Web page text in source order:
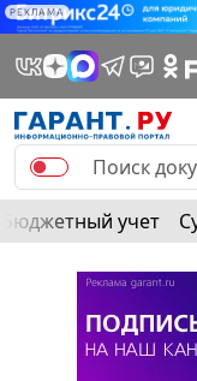
РЕКЛАМА
Бюджетный учет